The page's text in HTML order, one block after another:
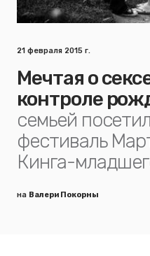
21 февраля 2015 г.
Мечтая о
контроле
семьей
фестиваль
Кинга-
на Валери Покорны